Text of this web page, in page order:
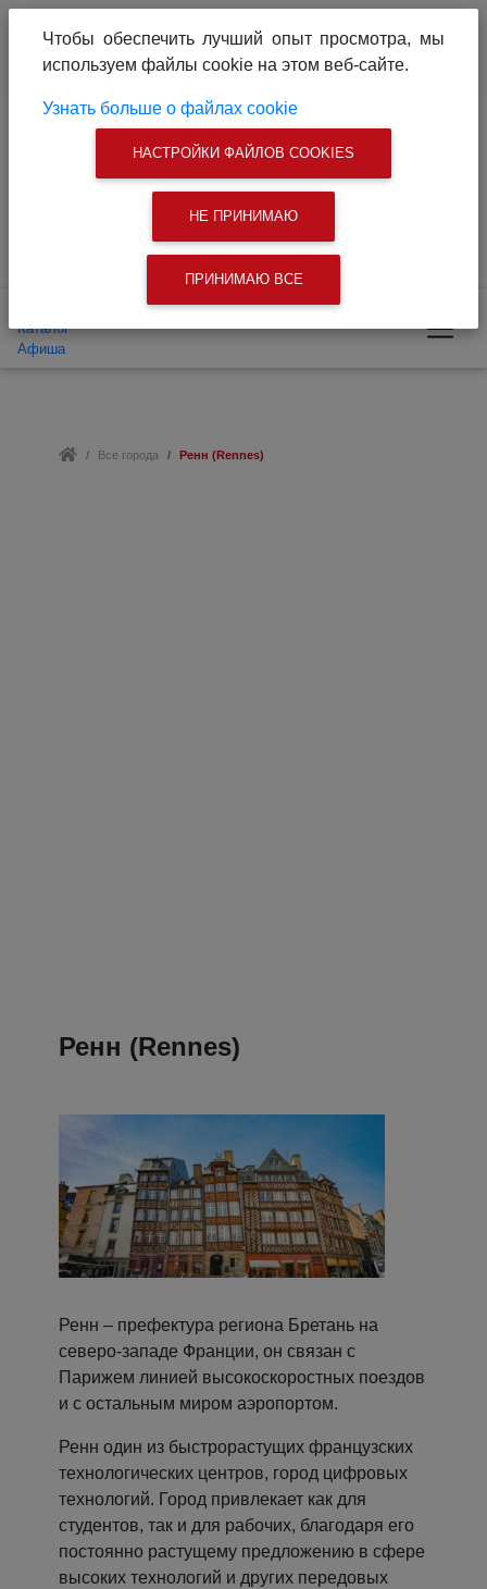
Связаться с нами
Поиск
Каталог
Афиша
Все города Ренн (Rennes)
Ренн (Rennes)
Ренн – префектура региона Бретань на
северо-западе Франции, он связан с
Парижем линией высокоскоростных поездов
и с остальным миром аэропортом.
Ренн один из быстрорастущих французских
технологических центров, город цифровых
технологий. Город привлекает как для
студентов, так и для рабочих, благодаря его
постоянно растущему предложению в сфере
высоких технологий и других передовых
Чтобы обеспечить лучший опыт просмотра, мы
используем файлы cookie на этом веб-сайте.
Узнать больше о файлах cookie